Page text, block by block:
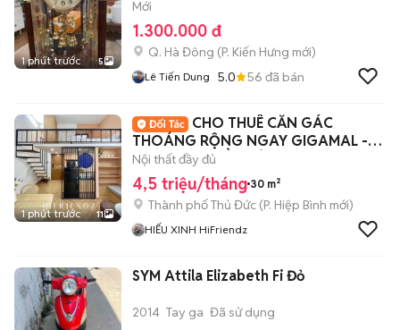
1 phút trước 5
Mới
1.300.000 đ
Q. Hà Đông (P. Kiến Hưng mới)
Lê Tiến Dung 5.0 56 đã bán
1 phút trước 11
CHO THUÊ CĂN GÁC
THOÁNG RỘNG NGAY GIGAMAL -
TIỆN Di CHUYỂN CÁC QUẬN
Nội thất đầy đủ
4,5 triệu/tháng 30 m²
Thành phố Thủ Đức (P. Hiệp Bình mới)
HIẾU XINH HiFriendz
SYM Attila Elizabeth Fi Đỏ
2014 Tay ga Đã sử dụng